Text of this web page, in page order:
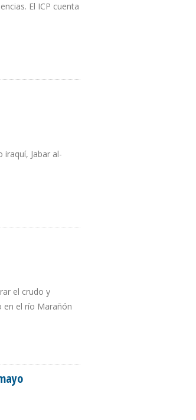
El ICP cuenta
Jabar al-
el crudo y
en el río Marañón